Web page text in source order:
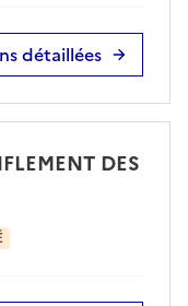
détaillées
DES